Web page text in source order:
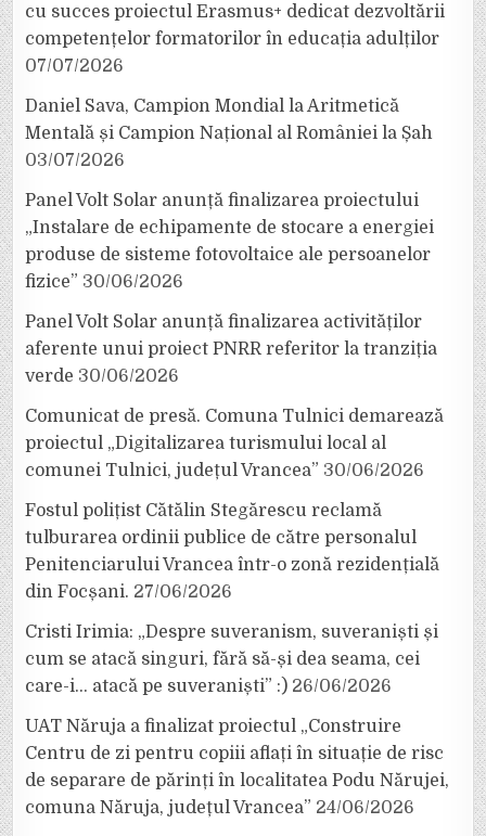
cu succes proiectul Erasmus+ dedicat dezvoltării
competențelor formatorilor în educația adulților
07/07/2026
Daniel Sava, Campion Mondial la Aritmetică
Mentală și Campion Național al României la Șah
03/07/2026
Panel Volt Solar anunță finalizarea proiectului
„Instalare de echipamente de stocare a energiei
produse de sisteme fotovoltaice ale persoanelor
fizice” 30/06/2026
Panel Volt Solar anunță finalizarea activităților
aferente unui proiect PNRR referitor la tranziția
verde 30/06/2026
Comunicat de presă. Comuna Tulnici demarează
proiectul „Digitalizarea turismului local al
comunei Tulnici, județul Vrancea” 30/06/2026
Fostul polițist Cătălin Stegărescu reclamă
tulburarea ordinii publice de către personalul
Penitenciarului Vrancea într-o zonă rezidențială
din Focșani. 27/06/2026
Cristi Irimia: „Despre suveranism, suveraniști și
cum se atacă singuri, fără să-și dea seama, cei
care-i… atacă pe suveraniști” :) 26/06/2026
UAT Năruja a finalizat proiectul „Construire
Centru de zi pentru copiii aflați în situație de risc
de separare de părinți în localitatea Podu Nărujei,
comuna Năruja, județul Vrancea” 24/06/2026